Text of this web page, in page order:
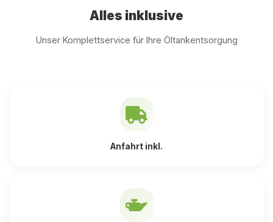
Alles inklusive
Unser Komplettservice für Ihre Öltankentsorgung
Anfahrt inkl.